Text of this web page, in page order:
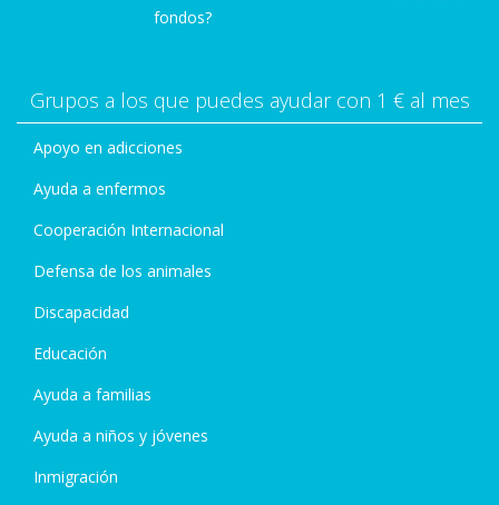
fondos?
Grupos a los que puedes ayudar con 1 € al mes
Apoyo en adicciones
Ayuda a enfermos
Cooperación Internacional
Defensa de los animales
Discapacidad
Educación
Ayuda a familias
Ayuda a niños y jóvenes
Inmigración